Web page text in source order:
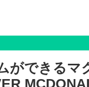
ができるマ